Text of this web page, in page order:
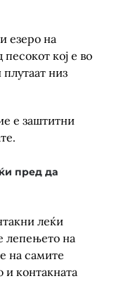
езеро на
кој е во
низ
е заштитни
пред да
леќи
лепењето на
на самите
и контакната